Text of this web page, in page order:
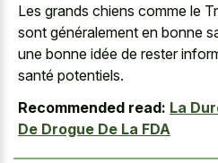
Les grands chiens comme le
sont généralement en bonne
une bonne idée de rester
santé potentiels.
Recommended read: La
De Drogue De La FDA